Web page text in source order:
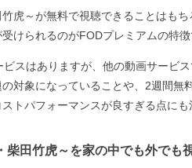
虎～が無料で視聴できることはも
けられるのがFODプレミアムの特徴
スはありますが、他の動画サービ
対象になっていることや、2週間無
トパフォーマンスが良すぎる点にも
柴田竹虎～を家の中でも外でも